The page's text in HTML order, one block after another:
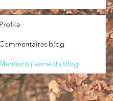
Profile
blog
Mentions j'aime du blog